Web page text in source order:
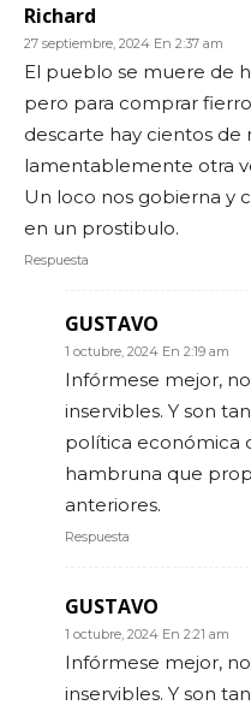
Richard
27 septiembre, 2024 En 2:37 am
El pueblo se muere de
pero para comprar
descarte hay cientos de
lamentablemente otra
Un loco nos gobierna y
en un prostibulo.
Respuesta
GUSTAVO
1 octubre, 2024 En 2:19 am
Infórmese mejor,
inservibles. Y son
política económica
hambruna que
anteriores.
Respuesta
GUSTAVO
1 octubre, 2024 En 2:21 am
Infórmese mejor,
inservibles. Y son